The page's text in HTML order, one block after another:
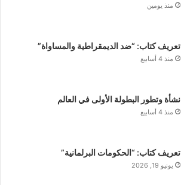
منذ يومين
تعريف كتاب: “ضد الديمقراطية والمساواة”
منذ 4 أسابيع
نشأة وتطور البطولة الأولى في العالم
منذ 4 أسابيع
تعريف كتاب: “الحكومات البرلمانية”
يونيو 19, 2026